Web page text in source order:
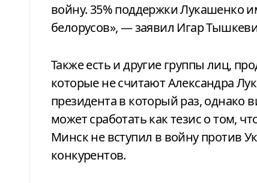
войну. 35% поддержки Лукашенко
белорусов», — заявил Игар
Также есть и другие группы лиц,
которые не считают Александра
президента в который раз, однако
может сработать как тезис о том,
Минск не вступил в войну против
конкурентов.